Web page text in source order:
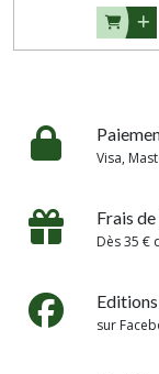
Visa,
Frais
Dès 35 €
sur